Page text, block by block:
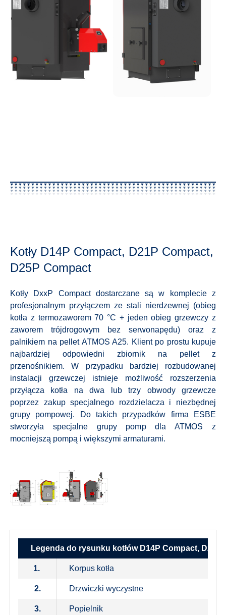
Kotły D14P Compact, D21P Compact,
D25P Compact
Kotły DxxP Compact dostarczane są w komplecie z
profesjonalnym przyłączem ze stali nierdzewnej (obieg
kotła z termozaworem 70 °C + jeden obieg grzewczy z
zaworem trójdrogowym bez serwonapędu) oraz z
palnikiem na pellet ATMOS A25. Klient po prostu kupuje
najbardziej odpowiedni zbiornik na pellet z
przenośnikiem. W przypadku bardziej rozbudowanej
instalacji grzewczej istnieje możliwość rozszerzenia
przyłącza kotła na dwa lub trzy obwody grzewcze
poprzez zakup specjalnego rozdzielacza i niezbędnej
grupy pompowej. Do takich przypadków firma ESBE
stworzyła specjalne grupy pomp dla ATMOS z
mocniejszą pompą i większymi armaturami.
Legenda do rysunku kotłów D14P Compact,
1. Korpus kotła
2. Drzwiczki wyczystne
3. Popielnik